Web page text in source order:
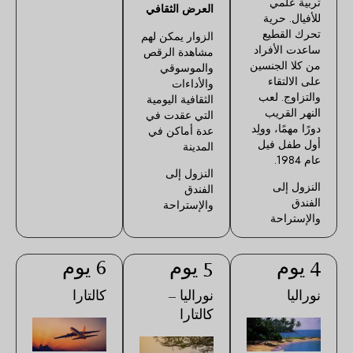
للأفيال. حرية
تحرك القطيع
ساعدت الأفراد
من كلا الجنسين
على الالتقاء
والتزاوج. لعب
النهر القريب
دورًا مهمًا، وولِد
أول طفل فيل
عام 1984.
النزول إلى
الفندق
والإستراحة
العرض الثقافي
الزوار يمكن لهم
مشاهدة الرقص
والموسوقي
والأداءات
الثقافية اليومية
التي عقدت في
عدة أماكن في
المدينة
النزول إلى
الفندق
والإستراحة
4 يوم
نوراليا
5 يوم
نوراليا –
كالتارا
6 يوم
كالتارا